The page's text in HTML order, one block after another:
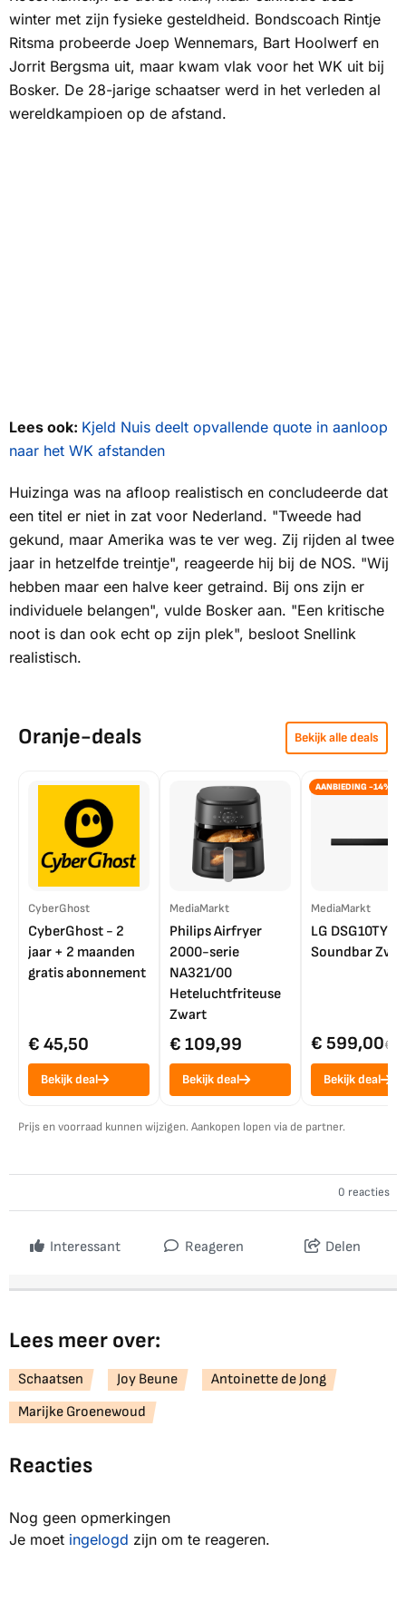
winter met zijn fysieke gesteldheid. Bondscoach Rintje
Ritsma probeerde Joep Wennemars, Bart Hoolwerf en
Jorrit Bergsma uit, maar kwam vlak voor het WK uit bij
Bosker. De 28-jarige schaatser werd in het verleden al
wereldkampioen op de afstand.
Lees ook: Kjeld Nuis deelt opvallende quote in aanloop
naar het WK afstanden
Huizinga was na afloop realistisch en concludeerde dat
een titel er niet in zat voor Nederland. "Tweede had
gekund, maar Amerika was te ver weg. Zij rijden al twee
jaar in hetzelfde treintje", reageerde hij bij de NOS. "Wij
hebben maar een halve keer getraind. Bij ons zijn er
individuele belangen", vulde Bosker aan. "Een kritische
noot is dan ook echt op zijn plek", besloot Snellink
realistisch.
Oranje-deals Bekijk alle deals
CyberGhost
CyberGhost - 2
jaar + 2 maanden
gratis abonnement
€ 45,50
Bekijk deal
MediaMarkt
Philips Airfryer
2000-serie
NA321/00
Heteluchtfriteuse
Zwart
€ 109,99
Bekijk deal
AANBIEDING -14%
MediaMarkt
LG DSG10TY
Soundbar
€ 599,00€
Bekijk deal
Prijs en voorraad kunnen wijzigen. Aankopen lopen via de partner.
0 reacties
Interessant Reageren Delen
Lees meer over:
Schaatsen Joy Beune
Antoinette de Jong
Marijke Groenewoud
Reacties
Nog geen opmerkingen
Je moet ingelogd zijn om te reageren.